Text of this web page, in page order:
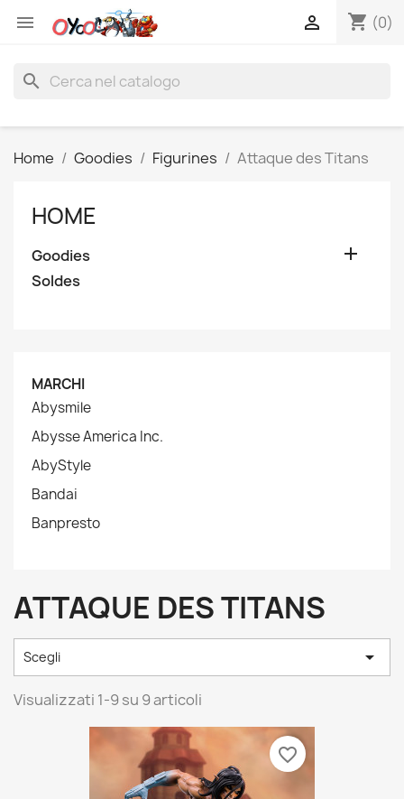
 shopping_cart (0)

search
Home Goodies Figurines Attaque des Titans
HOME
Goodies 
Soldes
MARCHI
Abysmile
Abysse America Inc.
AbyStyle
Bandai
Banpresto
ATTAQUE DES TITANS
Scegli 
Visualizzati 1-9 su 9 articoli
favorite_border